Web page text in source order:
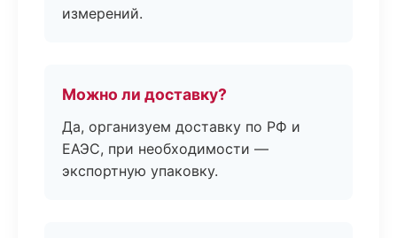
измерений.
Можно ли доставку?
Да, организуем доставку по РФ и
ЕАЭС, при необходимости —
экспортную упаковку.